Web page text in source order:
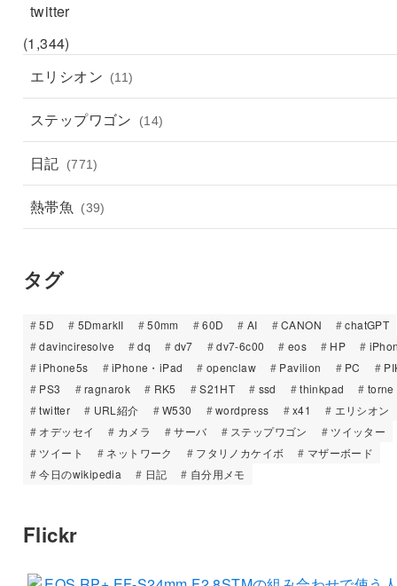
twitter
(1,344)
エリシオン
(11)
ステップワゴン (14)
日記 (771)
熱帯魚 (39)
タグ
5D 5DmarkII 50mm 60D AI CANON
chatGPT
davinciresolve
dq dv7 dv7-6c00 eos HP
iPhone5s
iPhone・iPad openclaw Pavilion PC
PS3
ragnarok RK5 S21HT ssd thinkpad
torne
twitter
URL紹介 W530 wordpress x41
エリシオン
オデッセイ
カメラ サーバ ステップワゴン
ツイッター
ツイート
ネットワーク フタリノカケイボ
マザーボード
今日のwikipedia
日記 自分用メモ
Flickr